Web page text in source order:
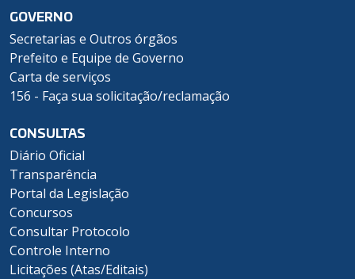
GOVERNO
Secretarias e Outros órgãos
Prefeito e Equipe de Governo
Carta de serviços
156 - Faça sua solicitação/reclamação
CONSULTAS
Diário Oficial
Transparência
Portal da Legislação
Concursos
Consultar Protocolo
Controle Interno
Licitações (Atas/Editais)